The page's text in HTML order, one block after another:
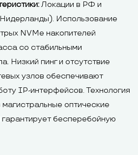
Локации в РФ и
Использование
NVMe накопителей
со стабильными
Низкий пинг и отсутствие
узлов обеспечивают
IP-интерфейсов. Технология
оптические
бесперебойную